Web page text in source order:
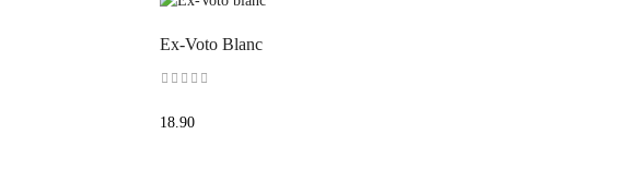
Ex-Voto Blanc
18.90